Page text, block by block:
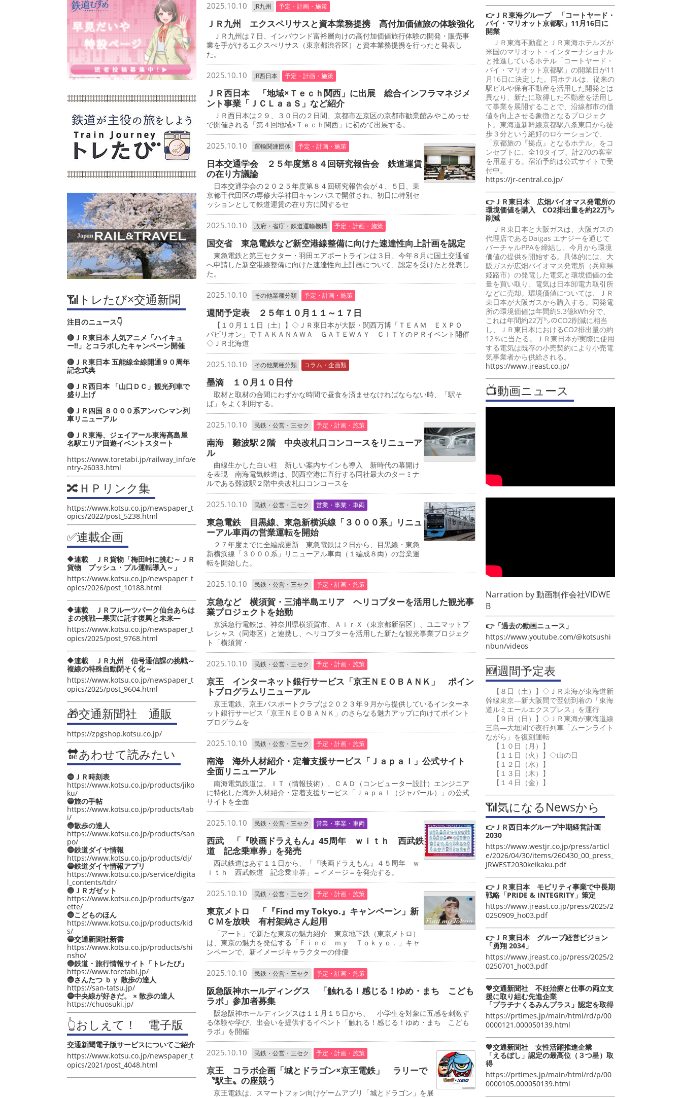
📶トレたび×交通新聞
注目のニュース👇
🔴ＪＲ東日本 人気アニメ「ハイキュ
ー‼」とコラボしたキャンペーン開催
🔴ＪＲ東日本 五能線全線開通９０周年
記念式典
🔴ＪＲ西日本 「山口ＤＣ」観光列車で
盛り上げ
🔴ＪＲ四国 ８０００系アンパンマン列
車リニューアル
🔴ＪＲ東海、ジェイアール東海髙島屋
名駅エリア回遊イベントスタート
https://www.toretabi.jp/railway_info/e
ntry-26033.html
🔀ＨＰリンク集
https://www.kotsu.co.jp/newspaper_t
opics/2022/post_5238.html
✅連載企画
🔶連載 ＪＲ貨物「梅田峠に挑む～ＪＲ
貨物 プッシュ・プル運転導入～」
https://www.kotsu.co.jp/newspaper_t
opics/2026/post_10188.html
🔶連載 ＪＲフルーツパーク仙台あらは
まの挑戦―果実に託す復興と未来―
https://www.kotsu.co.jp/newspaper_t
opics/2025/post_9768.html
🔶連載 ＪＲ九州 信号通信課の挑戦～
複線の特殊自動閉そく化～
https://www.kotsu.co.jp/newspaper_t
opics/2025/post_9604.html
🎁交通新聞社 通販
https://zpgshop.kotsu.co.jp/
🔛あわせて読みたい
🔵ＪＲ時刻表
https://www.kotsu.co.jp/products/jiko
ku/
🔵旅の手帖
https://www.kotsu.co.jp/products/tab
i/
🔵散歩の達人
https://www.kotsu.co.jp/products/san
po/
🔵鉄道ダイヤ情報
https://www.kotsu.co.jp/products/dj/
🔵鉄道ダイヤ情報アプリ
https://www.kotsu.co.jp/service/digita
l_contents/tdr/
🔵ＪＲガゼット
https://www.kotsu.co.jp/products/gaz
ette/
🔵こどものほん
https://www.kotsu.co.jp/products/kid
s/
🔵交通新聞社新書
https://www.kotsu.co.jp/products/shi
nsho/
🔵鉄道・旅行情報サイト「トレたび」
https://www.toretabi.jp/
🔵さんたつ ｂｙ 散歩の達人
https://san-tatsu.jp/
🔵中央線が好きだ。 × 散歩の達人
https://chuosuki.jp/
👆おしえて！ 電子版
交通新聞電子版サービスについてご紹介
https://www.kotsu.co.jp/newspaper_t
opics/2021/post_4048.html
2025.10.10 JR九州 予定・計画・施策
ＪＲ九州 エクスペリサスと資本業務提携 高付加価値旅の体験強化
ＪＲ九州は７日、インバウンド富裕層向けの高付加価値旅行体験の開発・販売事
業を手がけるエクスぺリサス（東京都渋谷区）と資本業務提携を行ったと発表し
た。
2025.10.10 JR西日本 予定・計画・施策
ＪＲ西日本 「地域×Ｔｅｃｈ関西」に出展 総合インフラマネジメ
ント事業「ＪＣＬａａＳ」など紹介
ＪＲ西日本は２９、３０日の２日間、京都市左京区の京都市勧業館みやこめっせ
で開催される「第４回地域×Ｔｅｃｈ関西」に初めて出展する。
2025.10.10 運輸関連団体 予定・計画・施策
日本交通学会 ２５年度第８４回研究報告会 鉄道運賃
の在り方議論
日本交通学会の２０２５年度第８４回研究報告会が４、５日、東
京都千代田区の専修大学神田キャンパスで開催され、初日に特別セ
ッションとして鉄道運賃の在り方に関するセ
2025.10.10 政府・省庁・鉄道運輸機構 予定・計画・施策
国交省 東急電鉄など新空港線整備に向けた速達性向上計画を認定
東急電鉄と第三セクター・羽田エアポートラインは３日、今年８月に国土交通省
へ申請した新空港線整備に向けた速達性向上計画について、認定を受けたと発表し
た。
2025.10.10 その他業種分類 予定・計画・施策
週間予定表 ２５年１０月１１～１７日
【１０月１１日（土）】◇ＪＲ東日本が大阪・関西万博「ＴＥＡＭ ＥＸＰＯ
パビリオン」でＴＡＫＡＮＡＷＡ ＧＡＴＥＷＡＹ ＣＩＴＹのＰＲイベント開催
◇ＪＲ北海道
2025.10.10 その他業種分類 コラム・企画類
墨滴 １０月１０日付
取材と取材の合間にわずかな時間で昼食を済ませなければならない時、「駅そ
ば」をよく利用する。
2025.10.10 民鉄・公営・三セク 予定・計画・施策
南海 難波駅２階 中央改札口コンコースをリニューア
ル
曲線生かした白い柱 新しい案内サインも導入 新時代の幕開け
を表現 南海電気鉄道は、関西空港に直行する同社最大のターミナ
ルである難波駅２階中央改札口コンコースを
2025.10.10 民鉄・公営・三セク 営業・事業・車両
東急電鉄 目黒線、東急新横浜線「３０００系」リニュ
ーアル車両の営業運転を開始
２７年度までに全編成更新 東急電鉄は２日から、目黒線・東急
新横浜線「３０００系」リニューアル車両（１編成８両）の営業運
転を開始した。
2025.10.10 民鉄・公営・三セク 予定・計画・施策
京急など 横須賀・三浦半島エリア ヘリコプターを活用した観光事
業プロジェクトを始動
京浜急行電鉄は、神奈川県横須賀市、ＡｉｒＸ（東京都新宿区）、ユニマットプ
レシャス（同港区）と連携し、ヘリコプターを活用した新たな観光事業プロジェク
ト「横須賀・
2025.10.10 民鉄・公営・三セク 予定・計画・施策
京王 インターネット銀行サービス「京王ＮＥＯＢＡＮＫ」 ポイン
トプログラムリニューアル
京王電鉄、京王パスポートクラブは２０２３年９月から提供しているインターネ
ット銀行サービス「京王ＮＥＯＢＡＮＫ」のさらなる魅力アップに向けてポイント
プログラムを
2025.10.10 民鉄・公営・三セク 予定・計画・施策
南海 海外人材紹介・定着支援サービス「Ｊａｐａｌ」公式サイト
全面リニューアル
南海電気鉄道は、ＩＴ（情報技術）、ＣＡＤ（コンピューター設計）エンジニア
に特化した海外人材紹介・定着支援サービス「Ｊａｐａｌ（ジャパール）」の公式
サイトを全面
2025.10.10 民鉄・公営・三セク 営業・事業・車両
西武 「『映画ドラえもん』45周年 ｗｉｔｈ 西武鉄
道 記念乗車券」を発売
西武鉄道はあす１１日から、「『映画ドラえもん』４５周年 ｗ
ｉｔｈ 西武鉄道 記念乗車券」＝イメージ＝を発売する。
2025.10.10 民鉄・公営・三セク 予定・計画・施策
東京メトロ 「『Find my Tokyo.』キャンペーン」新
ＣＭを放映 有村架純さん起用
「アート」で新たな東京の魅力紹介 東京地下鉄（東京メトロ）
は、東京の魅力を発信する「Ｆｉｎｄ ｍｙ Ｔｏｋｙｏ．」キャ
ンペーンで、新イメージキャラクターの俳優
2025.10.10 民鉄・公営・三セク 予定・計画・施策
阪急阪神ホールディングス 「触れる！感じる！ゆめ・まち こども
ラボ」参加者募集
阪急阪神ホールディングスは１１月１５日から、 小学生を対象に五感を刺激す
る体験や学び、出会いを提供するイベント「触れる！感じる！ゆめ・まち こども
ラボ」を開催
2025.10.10 民鉄・公営・三セク 予定・計画・施策
京王 コラボ企画「城とドラゴン×京王電鉄」 ラリーで
〝駅主〟の座競う
京王電鉄は、スマートフォン向けゲームアプリ「城とドラゴン」を展
👉ＪＲ東海グループ 「コートヤード・
バイ・マリオット京都駅」11月16日に
開業
ＪＲ東海不動産とＪＲ東海ホテルズが
米国のマリオット・インターナショナル
と推進しているホテル「コートヤード・
バイ・マリオット京都駅」の開業日が11
月16日に決定した。同ホテルは、従来の
駅ビルや保有不動産を活用した開発とは
異なり、新たに取得した不動産を活用し
て事業を展開することで、沿線都市の価
値を向上させる象徴となるプロジェク
ト。東海道新幹線京都駅八条東口から徒
歩３分という絶好のロケーションで、
「京都旅の『拠点』となるホテル」をコ
ンセプトに、全10タイプ、計270の客室
を用意する。宿泊予約は公式サイトで受
付中。
https://jr-central.co.jp/
👉ＪＲ東日本 広畑バイオマス発電所の
環境価値を購入 CO2排出量を約22万㌧
削減
ＪＲ東日本と大阪ガスは、大阪ガスの
代理店であるDaigas エナジーを通じて
バーチャルPPAを締結し、今月から環境
価値の提供を開始する。具体的には、大
阪ガスが広畑バイオマス発電所（兵庫県
姫路市）の発電した電気と環境価値の全
量を買い取り、電気は日本卸電力取引所
などに売却。環境価値については、ＪＲ
東日本が大阪ガスから購入する。同発電
所の環境価値は年間約5.3億kWh分で、
これは年間約22万㌧のCO2削減に相当
し、ＪＲ東日本におけるCO2排出量の約
12％に当たる。ＪＲ東日本が実際に使用
する電気は既存の小売契約により小売電
気事業者から供給される。
https://www.jreast.co.jp/
📺動画ニュース
Narration by動画制作会社VIDWE
B
👉「過去の動画ニュース」
https://www.youtube.com/@kotsushi
nbun/videos
🆕週間予定表
【８日（土）】◇ＪＲ東海が東海道新
幹線東京―新大阪間で翌朝到着の「東海
道ルミエールエクスプレス」を運行
【９日（日）】◇ＪＲ東海が東海道線
三島―大垣間で夜行列車「ムーンライト
ながら」を復刻運転
【１０日（月）】
【１１日（火）】◇山の日
【１２日（水）】
【１３日（木）】
【１４日（金）】
📶気になるNewsから
👉ＪＲ西日本グループ中期経営計画
2030
https://www.westjr.co.jp/press/articl
e/2026/04/30/items/260430_00_press_
JRWEST2030keikaku.pdf
👉ＪＲ東日本 モビリティ事業で中長期
戦略「PRIDE & INTEGRITY」策定
https://www.jreast.co.jp/press/2025/2
0250909_ho03.pdf
👉ＪＲ東日本 グループ経営ビジョン
「勇翔 2034」
https://www.jreast.co.jp/press/2025/2
0250701_ho03.pdf
💖交通新聞社 不妊治療と仕事の両立支
援に取り組む先進企業
「プラチナくるみんプラス」認定を取得
https://prtimes.jp/main/html/rd/p/00
0000121.000050139.html
💖交通新聞社 女性活躍推進企業
「えるぼし」認定の最高位（３つ星）取
得
https://prtimes.jp/main/html/rd/p/00
0000105.000050139.html